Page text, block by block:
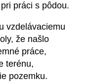
práci s pôdou.
vzdelávaciemu
že našlo
práce,
terénu,
pozemku.